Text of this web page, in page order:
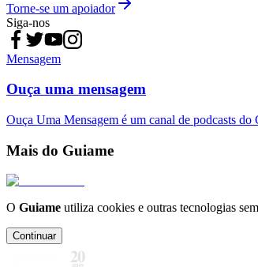
Torne-se um apoiador
Siga-nos
Mensagem
Ouça uma mensagem
Ouça Uma Mensagem é um canal de podcasts
Mais do Guiame
O Guiame utiliza cookies e outras tecnologias
Continuar